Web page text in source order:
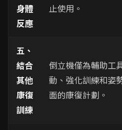
身體
反應
止使用。
五、
結合
其他
康復
訓練
倒立機僅為輔助工
動、強化訓練和姿
面的康復計劃。